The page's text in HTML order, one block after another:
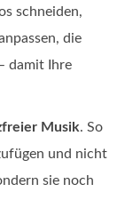
schneiden,
die
damit Ihre
Musik. So
und nicht
sie noch